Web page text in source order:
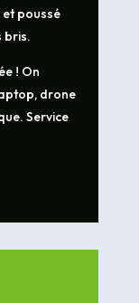
et poussé
bris.
! On
drone
Service